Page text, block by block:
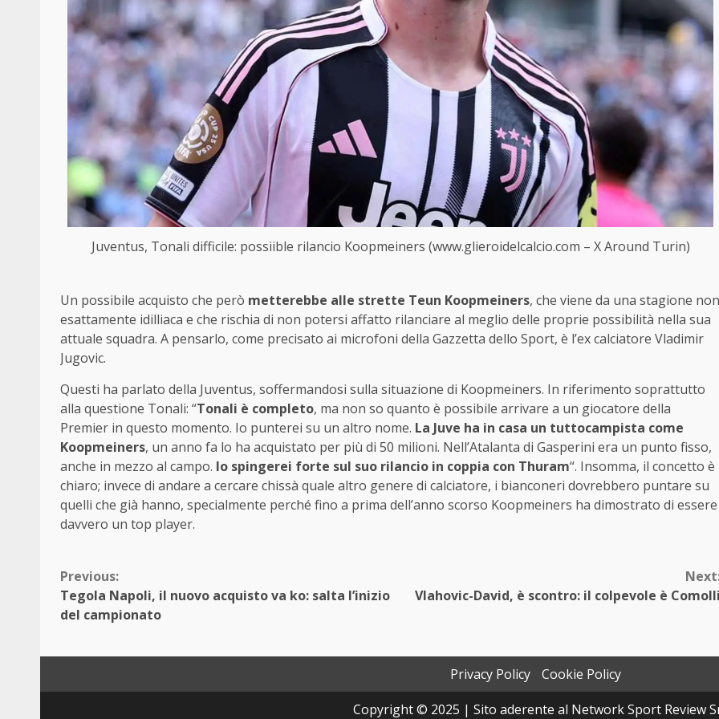
Juventus, Tonali difficile: possiible rilancio Koopmeiners (www.glieroidelcalcio.com – X Around Turin)
Un possibile acquisto che però metterebbe alle strette Teun Koopmeiners, che viene da una stagione non
esattamente idilliaca e che rischia di non potersi affatto rilanciare al meglio delle proprie possibilità nella sua
attuale squadra. A pensarlo, come precisato ai microfoni della Gazzetta dello Sport, è l’ex calciatore Vladimir
Jugovic.
Questi ha parlato della Juventus, soffermandosi sulla situazione di Koopmeiners. In riferimento soprattutto
alla questione Tonali: “Tonali è completo, ma non so quanto è possibile arrivare a un giocatore della
Premier in questo momento. Io punterei su un altro nome. La Juve ha in casa un tuttocampista come
Koopmeiners, un anno fa lo ha acquistato per più di 50 milioni. Nell’Atalanta di Gasperini era un punto fisso,
anche in mezzo al campo. Io spingerei forte sul suo rilancio in coppia con Thuram“. Insomma, il concetto è
chiaro; invece di andare a cercare chissà quale altro genere di calciatore, i bianconeri dovrebbero puntare su
quelli che già hanno, specialmente perché fino a prima dell’anno scorso Koopmeiners ha dimostrato di essere
davvero un top player.
Continue
Reading
Previous:
Tegola Napoli, il nuovo acquisto va ko: salta l’inizio
del campionato
Vlahovic-David, è scontro: il colpevole è
Privacy Policy
Cookie Policy
Copyright © 2025 | Sito aderente al Network Sport Review